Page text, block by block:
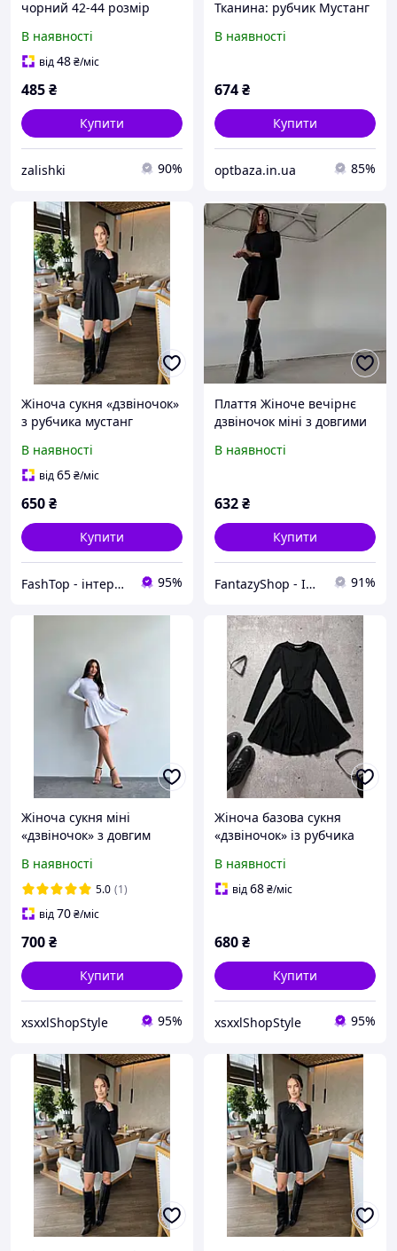
чорний 42-44 розмір
В наявності
від48₴/міс
485₴
Купити
zalishki 90%
Тканина: рубчик Мустанг
1377
В наявності
674₴
Купити
optbaza.in.ua 85%
Жіноча сукня «дзвіночок»
з рубчика мустанг
В наявності
від65₴/міс
650₴
Купити
FashTop - інтернет-магазин для тих, хто цінує гроші та свій час 95%
Плаття Жіноче вечірнє
дзвіночок міні з довгими
Тканина:рубчик Мод 1377
В наявності
632₴
Купити
FantazyShop - Інтернет магазин товарів для всіх і кожного 91%
Жіноча сукня міні
«дзвіночок» з довгим
В наявності
5.0 (1)
від70₴/міс
700₴
Купити
xsxxlShopStyle 95%
Жіноча базова сукня
«дзвіночок» із рубчика
В наявності
від68₴/міс
680₴
Купити
xsxxlShopStyle 95%